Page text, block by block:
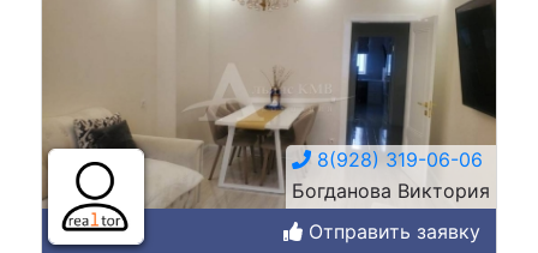
8(928) 319-06-06
Богданова Виктория
Отправить заявку